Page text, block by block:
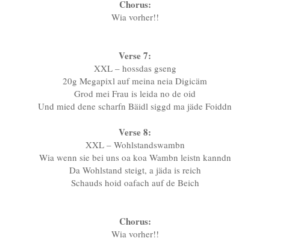
Chorus:
Wia vorher!!
Verse 7:
XXL – hossdas gseng
20g Megapixl auf meina neia Digicäm
Grod mei Frau is leida no de oid
Und mied dene scharfn Bäidl siggd ma jäde Foiddn
Verse 8:
XXL – Wohlstandswambn
Wia wenn sie bei uns oa koa Wambn leistn kanndn
Da Wohlstand steigt, a jäda is reich
Schauds hoid oafach auf de Beich
Chorus:
Wia vorher!!